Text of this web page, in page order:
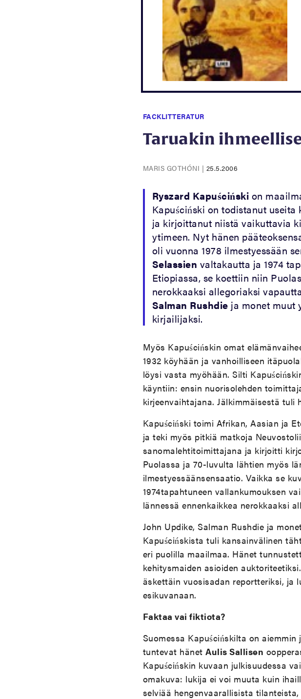
FACKLITTERATUR
Taruakin
MARIS GOTHÓNI | 25.5.2006
Ryszard Kapuściński on
Kapuściński on todistanut
ja kirjoittanut niistä vaikuttavia
ytimeen. Nyt hänen
oli vuonna 1978 ilmestyessään
Selassien valtakautta ja 1974
Etiopiassa, se koettiin niin
nerokkaaksi allegoriaksi
Salman Rushdie ja monet muut
kirjailijaksi.
Myös Kapuścińskin omat
1932 köyhään ja vanhoilliseen
löysi vasta myöhään. Silti
käyntiin: ensin nuorisolehden
kirjeenvaihtajana. Jälkimmäisestä tuli
Kapuściński toimi Afrikan, Aasian ja
ja teki myös pitkiä matkoja
sanomalehtitoimittajana ja kirjoitti
Puolassa ja 70-luvulta lähtien myös
ilmestyessäänsensaatio. Vaikka se
1974tapahtuneen vallankumouksen
lännessä ennenkaikkea nerokkaaksi
John Updike, Salman Rushdie ja
Kapuścińskista tuli kansainvälinen
eri puolilla maailmaa. Hänet
kehitysmaiden asioiden
äskettäin vuosisadan reportteriksi, ja
esikuvanaan.
Faktaa vai fiktiota?
Suomessa Kapuścińskilta on
tuntevat hänet Aulis Sallisen
Kapuścińskin kuvaan julkisuudessa
omakuva: lukija ei voi muuta kuin
selviää hengenvaarallisista